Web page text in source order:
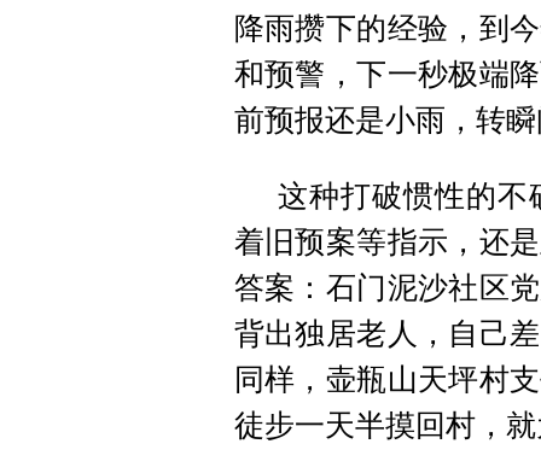
降雨攒下的经验，到
和预警，下一秒极端
前预报还是小雨，转
这种打破惯性的
着旧预案等指示，还
答案：石门泥沙社区
背出独居老人，自己
同样，壶瓶山天坪村
徒步一天半摸回村，